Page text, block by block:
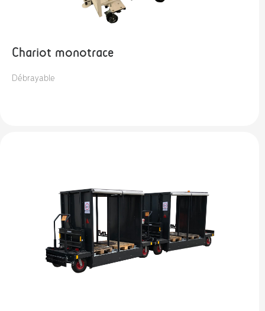
Chariot monotrace
Débrayable